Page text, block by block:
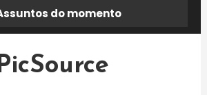
do momento